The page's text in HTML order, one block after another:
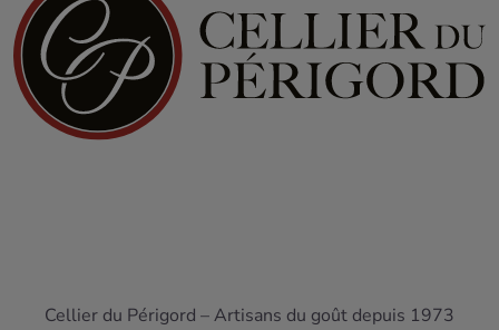
Cellier du Périgord – Artisans du goût depuis 1973